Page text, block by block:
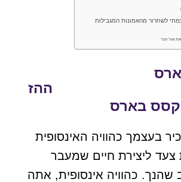
לשחרור מהאמונות המגבילות
אור הנר
ההז
בארס
בעצמך כהוויה האינסופית
ליצירת חיים שמעבר
כהוויה אינסופית, אתה